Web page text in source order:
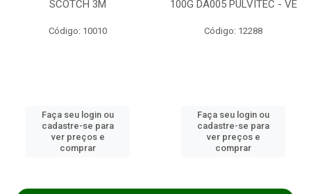
SCOTCH 3M
Código: 10010
Faça seu login ou
cadastre-se para
ver preços e
comprar
100G DA005 PULVITEC - VE
Código: 12288
Faça seu login ou
cadastre-se para
ver preços e
comprar